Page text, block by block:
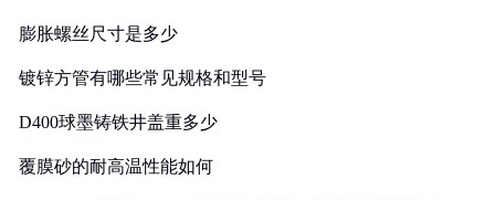
膨胀螺丝尺寸是多少
镀锌方管有哪些常见规格和型号
D400球墨铸铁井盖重多少
覆膜砂的耐高温性能如何